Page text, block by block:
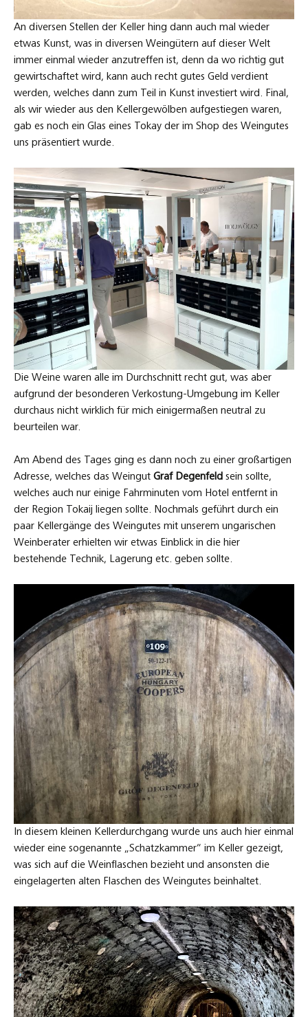
An diversen Stellen der Keller hing dann auch mal wieder
etwas Kunst, was in diversen Weingütern auf dieser Welt
immer einmal wieder anzutreffen ist, denn da wo richtig gut
gewirtschaftet wird, kann auch recht gutes Geld verdient
werden, welches dann zum Teil in Kunst investiert wird. Final,
als wir wieder aus den Kellergewölben aufgestiegen waren,
gab es noch ein Glas eines Tokay der im Shop des Weingutes
uns präsentiert wurde.
Die Weine waren alle im Durchschnitt recht gut, was aber
aufgrund der besonderen Verkostung-Umgebung im Keller
durchaus nicht wirklich für mich einigermaßen neutral zu
beurteilen war.
Am Abend des Tages ging es dann noch zu einer großartigen
Adresse, welches das Weingut Graf Degenfeld sein sollte,
welches auch nur einige Fahrminuten vom Hotel entfernt in
der Region Tokaij liegen sollte. Nochmals geführt durch ein
paar Kellergänge des Weingutes mit unserem ungarischen
Weinberater erhielten wir etwas Einblick in die hier
bestehende Technik, Lagerung etc. geben sollte.
In diesem kleinen Kellerdurchgang wurde uns auch hier einmal
wieder eine sogenannte „Schatzkammer“ im Keller gezeigt,
was sich auf die Weinflaschen bezieht und ansonsten die
eingelagerten alten Flaschen des Weingutes beinhaltet.